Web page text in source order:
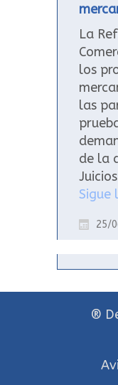
La
los
las
de la
Sigue
25/
®